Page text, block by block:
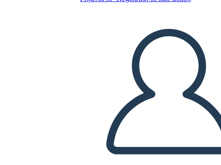
IZRADITE PLOČU SCENARIJA
REPRODUCIRAJ DIJAPROJEKCIJU
ČITAJ MI